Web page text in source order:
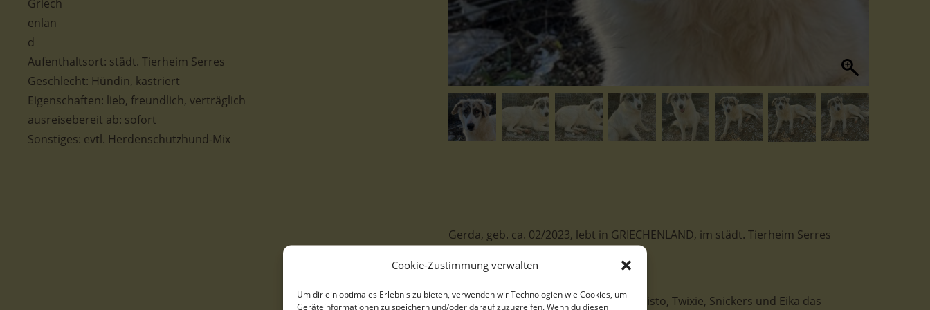
Cookie-Zustimmung verwalten
Um dir ein optimales Erlebnis zu bieten, verwenden wir Technologien wie Cookies, um
Geräteinformationen zu speichern und/oder darauf zuzugreifen. Wenn du diesen
Aufenthaltsort: städt. Tierheim Serres
Geschlecht: Hündin, kastriert
Eigenschaften: lieb, freundlich, verträglich
ausreisebereit ab: sofort
Sonstiges: evtl. Herdenschutzhund-Mix
Gerda, geb. ca. 02/2023, lebt in GRIECHENLAND, im städt. Tierheim Serres
Gerda teilt mit ihren Geschwistern Balisto, Twixie, Snickers und Eika das